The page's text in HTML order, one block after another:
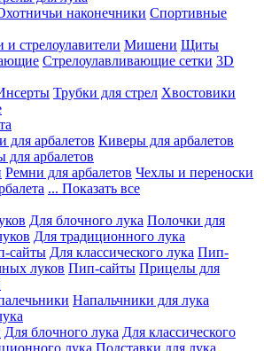
наконечники Спортивные
стрелоулавители Мишени Щиты
Стрелоулавливающие сетки 3D
Трубки для стрел Хвостовики
для арбалетов Киверы для арбалетов
для арбалетов
Ремни для арбалетов Чехлы и переноски
... Показать все
Для блочного лука Полочки для
Для традиционного лука
сайты Для классического лука Пип-
луков Пип-сайты Прицелы для
Напальчники для лука
Для блочного лука Для классического
лука Подставки для лука